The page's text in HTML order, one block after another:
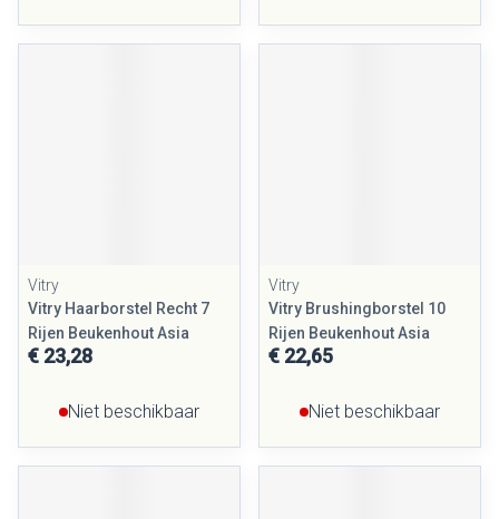
Vitry
Vitry Haarborstel Recht 7
Rijen Beukenhout Asia
€ 23,28
Niet beschikbaar
Vitry
Vitry Brushingborstel 10
Rijen Beukenhout Asia
€ 22,65
Niet beschikbaar